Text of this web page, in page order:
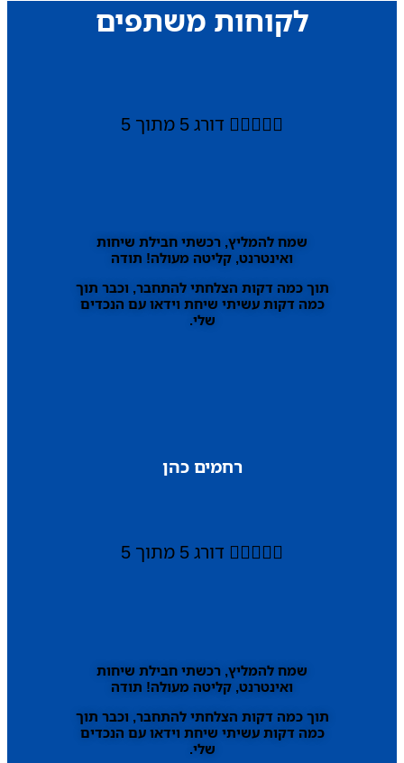
לקוחות משתפים
 דורג 5 מתוך 5
שמח להמליץ, רכשתי חבילת שיחות
ואינטרנט, קליטה מעולה! תודה
תוך כמה דקות הצלחתי להתחבר, וכבר תוך
כמה דקות עשיתי שיחת וידאו עם הנכדים
שלי.
רחמים כהן
 דורג 5 מתוך 5
שמח להמליץ, רכשתי חבילת שיחות
ואינטרנט, קליטה מעולה! תודה
תוך כמה דקות הצלחתי להתחבר, וכבר תוך
כמה דקות עשיתי שיחת וידאו עם הנכדים
שלי.